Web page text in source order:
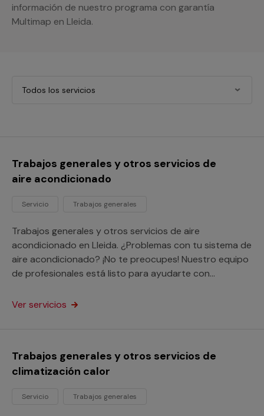
información de nuestro programa con garantía
Multimap en Lleida.
Todos los servicios
Trabajos generales y otros servicios de
aire acondicionado
Servicio Trabajos generales
Trabajos generales y otros servicios de aire
acondicionado en Lleida. ¿Problemas con tu sistema de
aire acondicionado? ¡No te preocupes! Nuestro equipo
de profesionales está listo para ayudarte con
con los mejores servicios profesionales en Lleida para
gratuito en la provincia de Lleida.
Ver servicios
Trabajos generales y otros servicios de
climatización calor
Servicio Trabajos generales